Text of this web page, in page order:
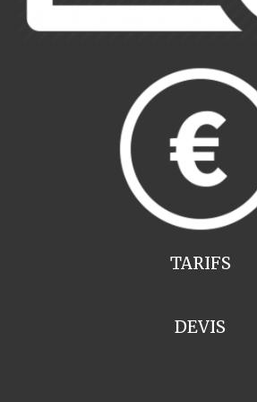
TARIFS
DEVIS